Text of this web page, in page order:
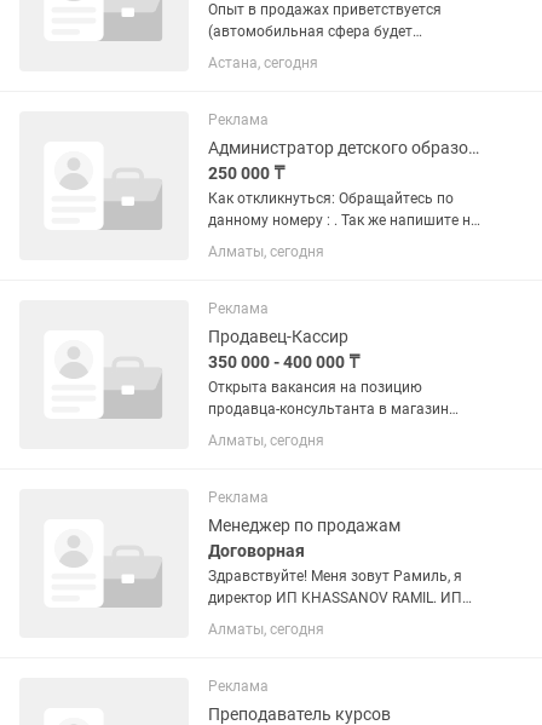
Опыт в продажах приветствуется
(автомобильная сфера будет
преимуществом). Грамотная речь.
Коммуникабельность. Желание
Ответственность. Знание казахского и
русского языков...
Астана, сегодня
Реклама
Администратор детского образовательного центра
250 000 ₸
Как откликнуться: Обращайтесь по
данному номеру : . Так же напишите на
какую вакансию претендуете , и
прикрепите резюме с фото!!!! Условия:
старте. График работы:...
Алматы, сегодня
Реклама
Продавец-Кассир
350 000 - 400 000 ₸
Открыта вакансия на позицию
продавца-консультанта в магазин
ASYLDYN ETI. Главная ЦЕЛЬ РАБОТЫ:
Продавец-консультант несет
превосходного обслуживания
клиентов,...
Алматы, сегодня
Реклама
Менеджер по продажам
Договорная
Здравствуйте! Меня зовут Рамиль, я
директор ИП KHASSANOV RAMIL. ИП
было открыто в 2024 году для работы
с маркетплейсами. В 2026 году мы
занимаемся поставками бытовой
химии,...
Алматы, сегодня
Реклама
Преподаватель курсов